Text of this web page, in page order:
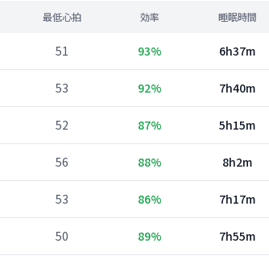
最低心拍 効率 睡眠時間
51 93% 6h37m
53 92% 7h40m
52 87% 5h15m
56 88% 8h2m
53 86% 7h17m
50 89% 7h55m